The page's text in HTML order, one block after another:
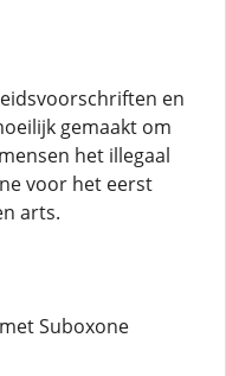
en
gemaakt om
het illegaal
voor het eerst
arts.
Suboxone